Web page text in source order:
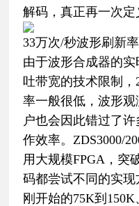
解码，真正再一次定
33万次/秒波形刷新率
由于波形合成器的
吐带宽的技术限制
率一般很低，波形
户也会因此错过了
作效率。ZDS3000/
用大规模FPGA，突
码都尝试不同的实
刚开始的75K到